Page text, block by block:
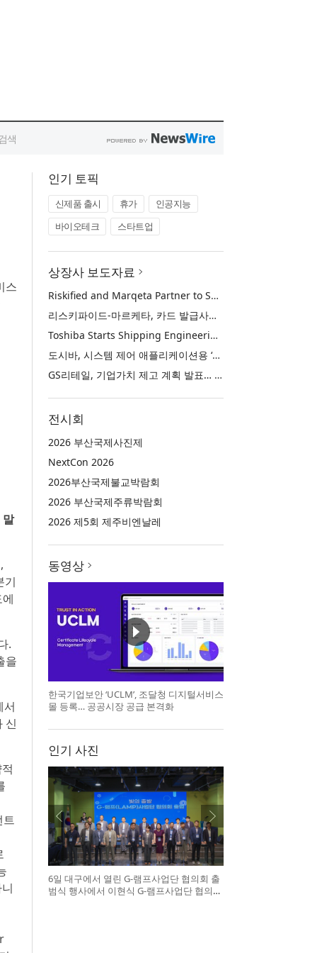
스
기
.
을
서
신
트
인기 토픽
신제품 출시 휴가
인공지능
바이오테크
스타트업
상장사 보도자료
Riskified and Marqeta Partner to Sharpen Card Issuer Authorization Decisions and Help Reduce False Declines
리스키파이드-마르케타, 카드 발급사의 승인 판단 정교화 및 오거절 감소 위해 협력
Toshiba Starts Shipping Engineering Samples of TXZ+™ Family Entry‑Class M4V Group, Standard Microcontrollers with Arm® Cortex®‑M4 Core for System Control Applications
도시바, 시스템 제어 애플리케이션용 ‘암 코어텍스-M4’ 코어 탑재 표준 마이크로컨트롤러 TXZ+ 패밀리 엔트리 클래스 ‘M4V 그룹’ 엔지니어링 샘플 출하 개시
GS리테일, 기업가치 제고 계획 발표… 중장기 성장 기반 강화와 주주가치 제고
전시회
2026 부산국제사진제
NextCon 2026
2026부산국제불교박람회
2026 부산국제주류박람회
2026 제5회 제주비엔날레
동영상
한국기업보안 ‘UCLM’, 조달청 디지털서비스
몰 등록… 공공시장 공급 본격화
인기 사진
6일 대구에서 열린 G-램프사업단 협의회 출
범식 행사에서 이현식 G-램프사업단 협의회